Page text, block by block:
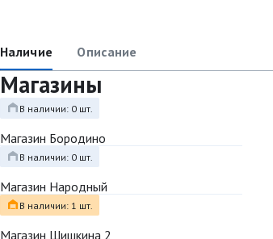
Наличие Описание
Магазины
В наличии: 0 шт.
Магазин Бородино
В наличии: 0 шт.
Магазин Народный
В наличии: 1 шт.
Магазин Шишкина 2